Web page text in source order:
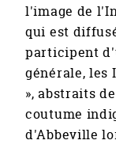
l'image de
qui est
participent
générale, les
», abstraits
coutume
d'Abbeville